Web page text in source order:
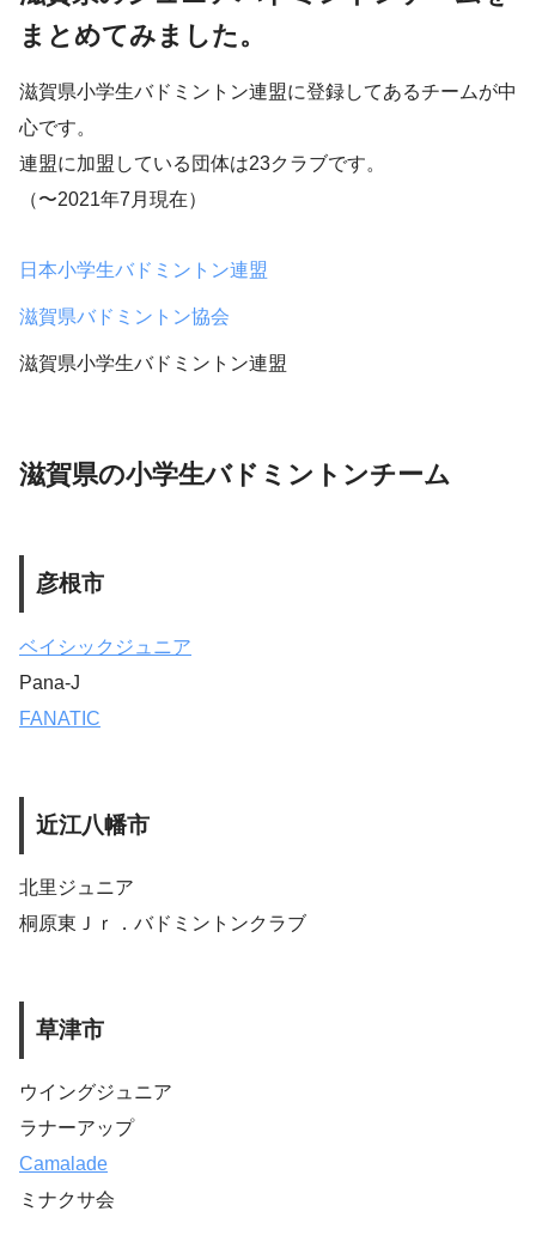
まとめてみました。
滋賀県小学生バドミントン連盟に登録してあるチームが中
心です。
連盟に加盟している団体は23クラブです。
（〜2021年7月現在）
日本小学生バドミントン連盟
滋賀県バドミントン協会
滋賀県小学生バドミントン連盟
滋賀県の小学生バドミントンチーム
彦根市
ベイシックジュニア
Pana-J
FANATIC
近江八幡市
北里ジュニア
桐原東Ｊｒ．バドミントンクラブ
草津市
ウイングジュニア
ラナーアップ
Camalade
ミナクサ会